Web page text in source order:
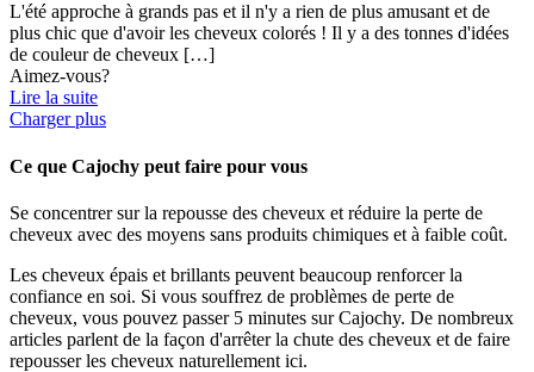
L'été approche à grands pas et il n'y a rien de plus amusant et de
plus chic que d'avoir les cheveux colorés ! Il y a des tonnes d'idées
de couleur de cheveux […]
Aimez-vous?
Lire la suite
Charger plus
Ce que Cajochy peut faire pour vous
Se concentrer sur la repousse des cheveux et réduire la perte de
cheveux avec des moyens sans produits chimiques et à faible coût.
Les cheveux épais et brillants peuvent beaucoup renforcer la
confiance en soi. Si vous souffrez de problèmes de perte de
cheveux, vous pouvez passer 5 minutes sur Cajochy. De nombreux
articles parlent de la façon d'arrêter la chute des cheveux et de faire
repousser les cheveux naturellement ici.